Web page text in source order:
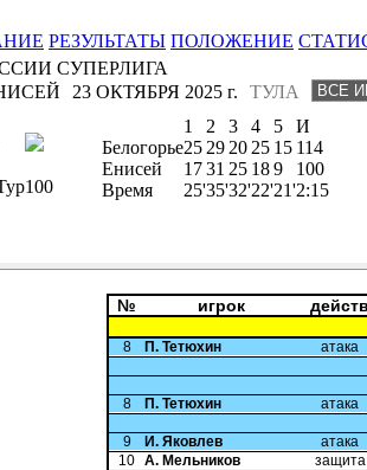
РЕЗУЛЬТАТЫ ПОЛОЖЕНИЕ
СУПЕРЛИГА
ТУЛА
23 ОКТЯБРЯ 2025 г.
100
1 2 3 4 5
И
Белогорье25 29 20 25 15 114
Енисей
1731 25 189
100
Время
25'35'32'22'21'2:15
№ игрок
8 П. Тетюхин атака
8 П. Тетюхин атака
9 И. Яковлев
атака
10 А. Мельников защита